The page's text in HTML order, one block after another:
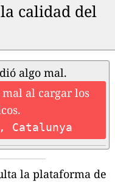
calidad del
algo mal.
al cargar los
Catalunya
la plataforma de